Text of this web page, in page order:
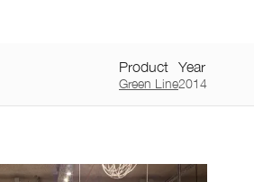
Product
Green Line
Year
2014